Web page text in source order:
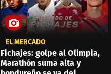
EL MERCADO
Fichajes: golpe al Olimpia,
Marathón suma alta y